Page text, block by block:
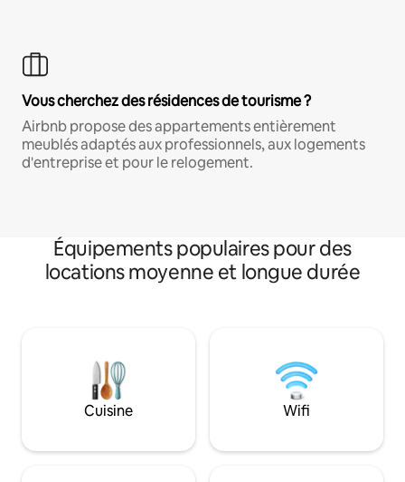
Vous cherchez des résidences de tourisme ?
Airbnb propose des appartements entièrement
meublés adaptés aux professionnels, aux logements
d'entreprise et pour le relogement.
Équipements populaires pour des
locations moyenne et longue durée
Cuisine Wifi